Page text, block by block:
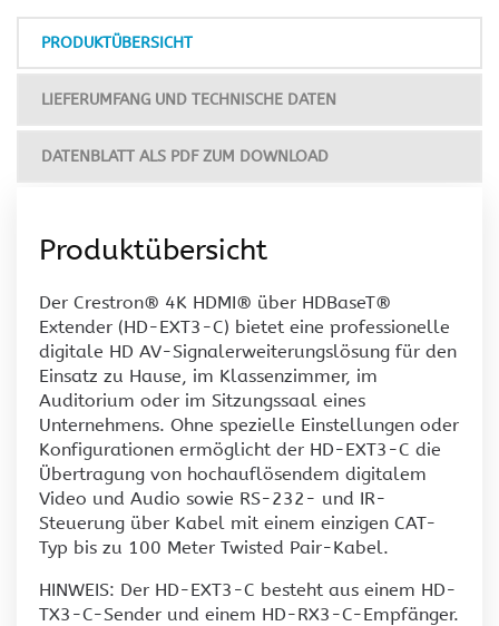
PRODUKTÜBERSICHT
LIEFERUMFANG UND TECHNISCHE DATEN
DATENBLATT ALS PDF ZUM DOWNLOAD
Produktübersicht
Der Crestron® 4K HDMI® über HDBaseT®
Extender (HD-EXT3-C) bietet eine professionelle
digitale HD AV-Signalerweiterungslösung für den
Einsatz zu Hause, im Klassenzimmer, im
Auditorium oder im Sitzungssaal eines
Unternehmens. Ohne spezielle Einstellungen oder
Konfigurationen ermöglicht der HD-EXT3-C die
Übertragung von hochauflösendem digitalem
Video und Audio sowie RS-232- und IR-
Steuerung über Kabel mit einem einzigen CAT-
Typ bis zu 100 Meter Twisted Pair-Kabel.
HINWEIS: Der HD-EXT3-C besteht aus einem HD-
TX3-C-Sender und einem HD-RX3-C-Empfänger.